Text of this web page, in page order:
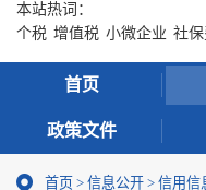
本站热词：
个税 增值税 小微企业 社保
首页
政策文件
首页 > 信息公开 > 信用信